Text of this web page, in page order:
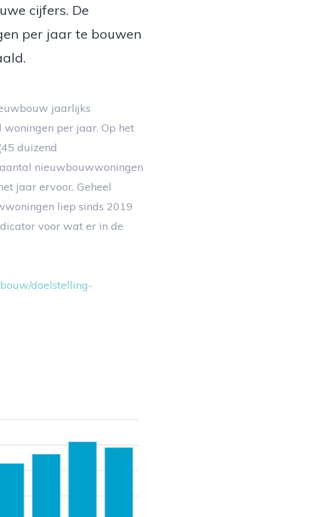
cijfers. De
per jaar te bouwen
jaarlijks
per jaar. Op het
duizend
nieuwbouwwoningen
jaar ervoor. Geheel
liep sinds 2019
voor wat er in de
doelstelling-